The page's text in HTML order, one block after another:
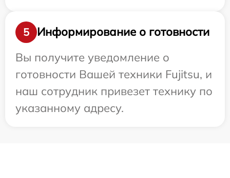
5
Информирование о готовности
Вы получите уведомление о
готовности Вашей техники Fujitsu, и
наш сотрудник привезет технику по
указанному адресу.